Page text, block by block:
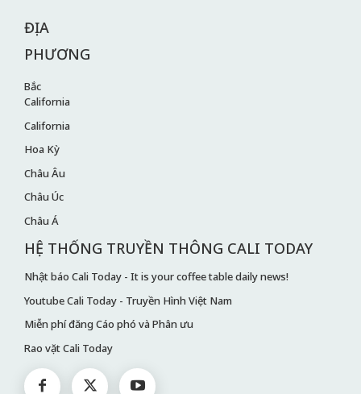
ĐỊA
PHƯƠNG
Bắc
California
California
Hoa Kỳ
Châu Âu
Châu Úc
Châu Á
HỆ THỐNG TRUYỀN THÔNG CALI TODAY
Nhật báo Cali Today - It is your coffee table daily news!
Youtube Cali Today - Truyền Hình Việt Nam
Miễn phí đăng Cáo phó và Phân ưu
Rao vặt Cali Today